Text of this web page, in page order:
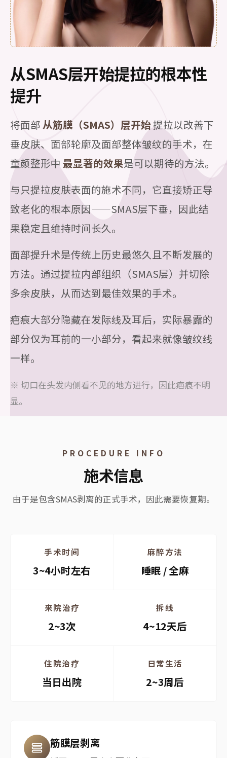
从SMAS层开始提拉的根本性
提升
将面部 从筋膜（SMAS）层开始提拉以改善下
垂皮肤、面部轮廓及面部整体皱纹的手术，在
童颜整形中 最显著的效果是可以期待的方法。
与只提拉皮肤表面的施术不同，它直接矫正导
致老化的根本原因——SMAS层下垂，因此结
果稳定且维持时间长久。
面部提升术是传统上历史最悠久且不断发展的
方法。通过提拉内部组织（SMAS层）并切除
多余皮肤，从而达到最佳效果的手术。
疤痕大部分隐藏在发际线及耳后，实际暴露的
部分仅为耳前的一小部分，看起来就像皱纹线
一样。
※ 切口在头发内侧看不见的地方进行，因此疤痕不明
显。
PROCEDURE INFO
施术信息
由于是包含SMAS剥离的正式手术，因此需要恢复期。
手术时间
3~4小时左右
麻醉方法
睡眠 / 全麻
来院治疗
2~3次
拆线
4~12天后
住院治疗
当日出院
日常生活
2~3周后
筋膜层剥离